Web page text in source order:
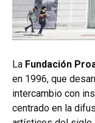
La Fundación
en 1996, que
intercambio con
centrado en la